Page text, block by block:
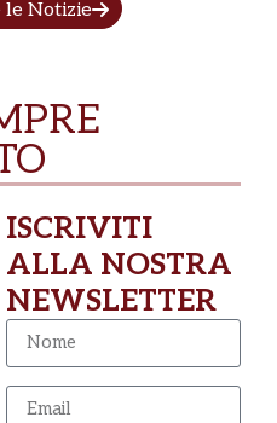
Notizie
ISCRIVITI
ALLA NOSTRA
NEWSLETTER